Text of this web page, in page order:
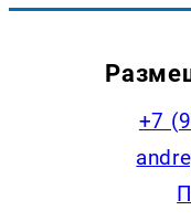
+7